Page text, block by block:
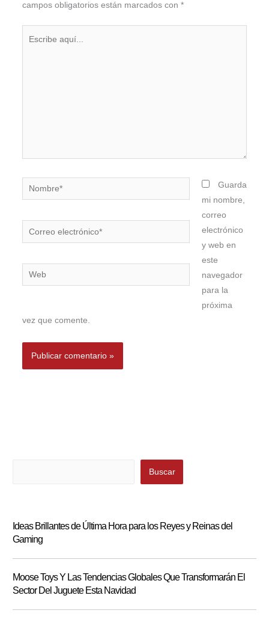
campos obligatorios están marcados con *
Nombre*
Correo
electrónico*
Web
Guarda
mi nombre,
correo
electrónico
y web en
este
navegador
para la
próxima
vez que comente.
Buscar
Ideas Brillantes de Última Hora para los Reyes y Reinas del
Gaming
Moose Toys Y Las Tendencias Globales Que Transformarán El
Sector Del Juguete Esta Navidad